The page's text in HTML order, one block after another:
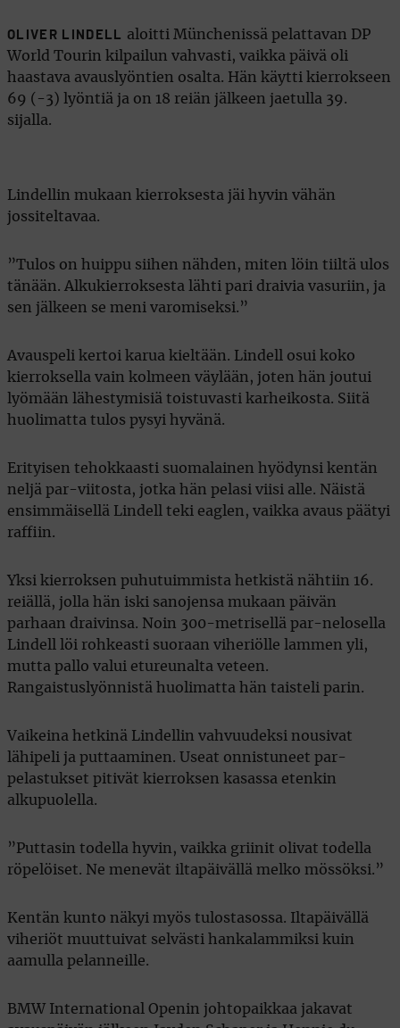
OLIVER LINDELL aloitti Münchenissä pelattavan DP
World Tourin kilpailun vahvasti, vaikka päivä oli
haastava avauslyöntien osalta. Hän käytti kierrokseen
69 (-3) lyöntiä ja on 18 reiän jälkeen jaetulla 39.
sijalla.
Lindellin mukaan kierroksesta jäi hyvin vähän
jossiteltavaa.
”Tulos on huippu siihen nähden, miten löin tiiltä ulos
tänään. Alkukierroksesta lähti pari draivia vasuriin, ja
sen jälkeen se meni varomiseksi.”
Avauspeli kertoi karua kieltään. Lindell osui koko
kierroksella vain kolmeen väylään, joten hän joutui
lyömään lähestymisiä toistuvasti karheikosta. Siitä
huolimatta tulos pysyi hyvänä.
Erityisen tehokkaasti suomalainen hyödynsi kentän
neljä par-viitosta, jotka hän pelasi viisi alle. Näistä
ensimmäisellä Lindell teki eaglen, vaikka avaus päätyi
raffiin.
Yksi kierroksen puhutuimmista hetkistä nähtiin 16.
reiällä, jolla hän iski sanojensa mukaan päivän
parhaan draivinsa. Noin 300-metrisellä par-nelosella
Lindell löi rohkeasti suoraan viheriölle lammen yli,
mutta pallo valui etureunalta veteen.
Rangaistuslyönnistä huolimatta hän taisteli parin.
Vaikeina hetkinä Lindellin vahvuudeksi nousivat
lähipeli ja puttaaminen. Useat onnistuneet par-
pelastukset pitivät kierroksen kasassa etenkin
alkupuolella.
”Puttasin todella hyvin, vaikka griinit olivat todella
röpelöiset. Ne menevät iltapäivällä melko mössöksi.”
Kentän kunto näkyi myös tulostasossa. Iltapäivällä
viheriöt muuttuivat selvästi hankalammiksi kuin
aamulla pelanneille.
BMW International Openin johtopaikkaa jakavat